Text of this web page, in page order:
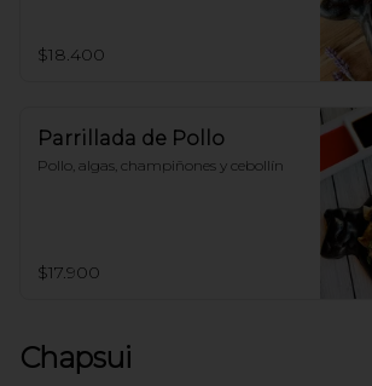
$18.400
Parrillada de Pollo
Pollo, algas, champiñones y cebollín
$17.900
Chapsui